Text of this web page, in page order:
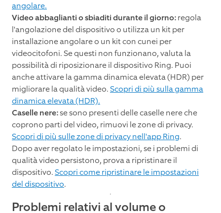
angolare.
Video abbaglianti o sbiaditi durante il giorno:regola
l'angolazione del dispositivo o utilizza un kit per
installazione angolare o un kit con cunei per
videocitofoni. Se questi non funzionano, valuta la
possibilità di riposizionare il dispositivo Ring. Puoi
anche attivare la gamma dinamica elevata (HDR) per
migliorare la qualità video.Scopri di più sulla gamma
dinamica elevata (HDR).
Caselle nere:se sono presenti delle caselle nere che
coprono parti del video, rimuovi le zone di privacy.
Scopri di più sulle zone di privacy nell'app Ring.
Dopo aver regolato le impostazioni, se i problemi di
qualità video persistono, prova a ripristinare il
dispositivo.Scopri come ripristinare le impostazioni
del dispositivo.
Problemi relativi al volume o